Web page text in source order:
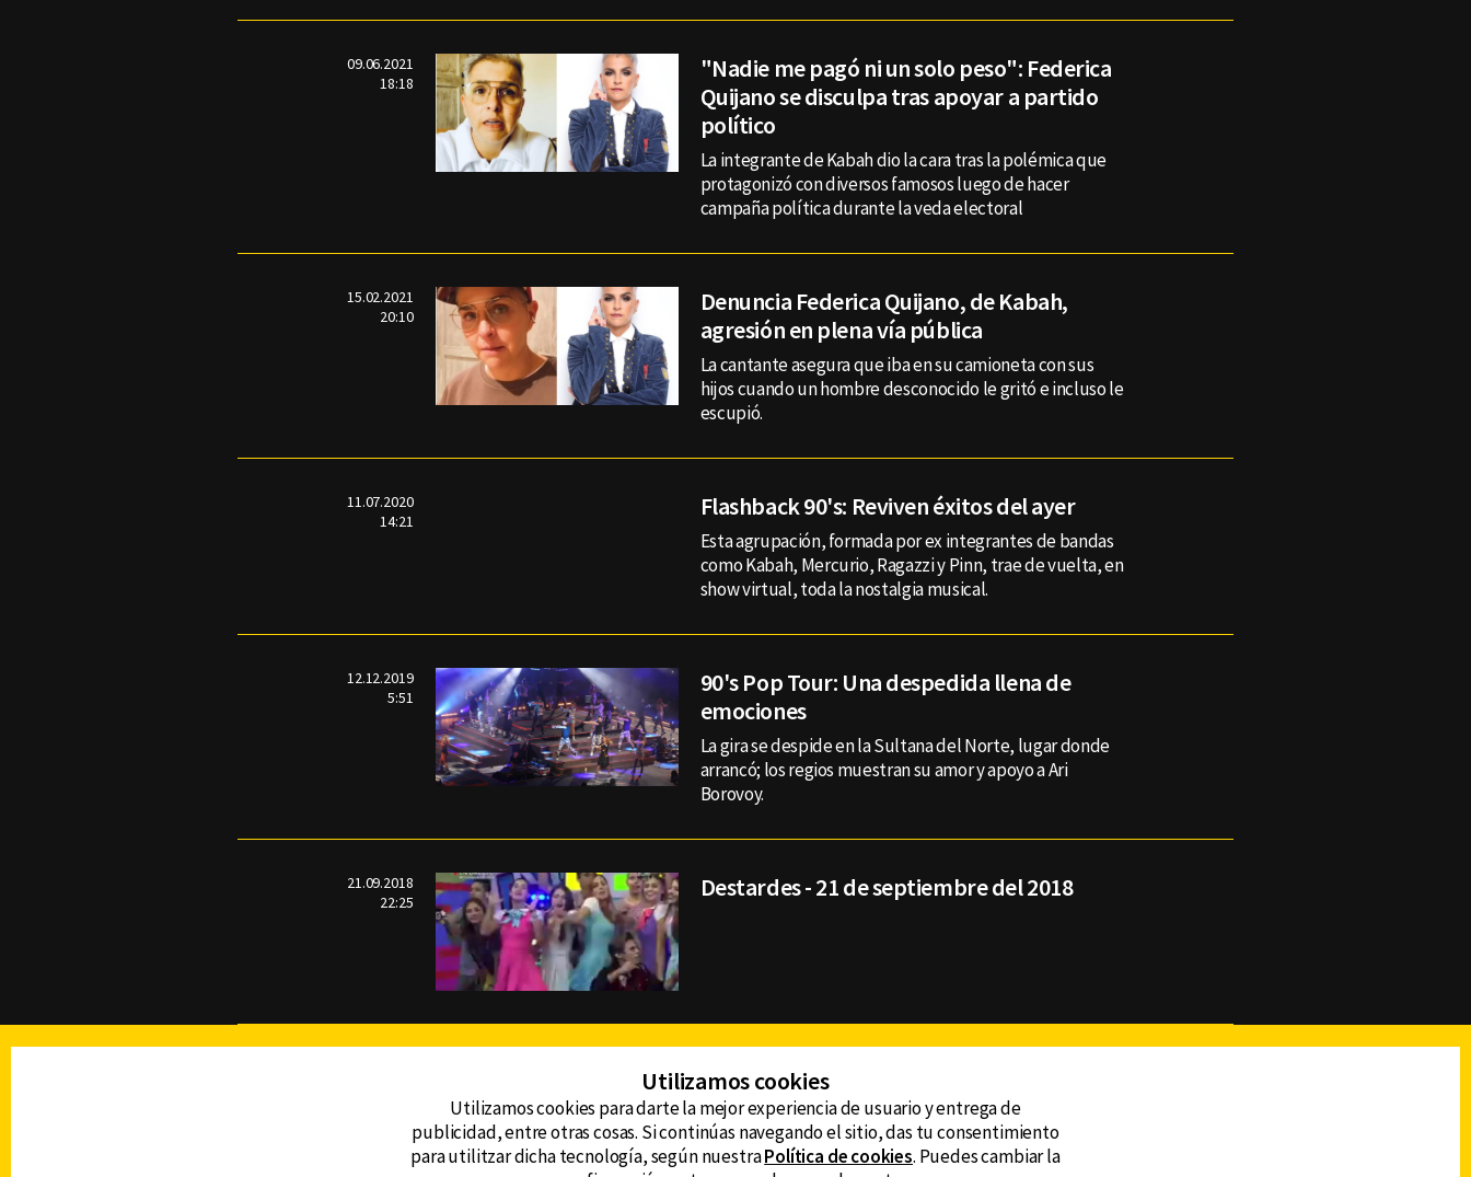
09.06.2021
18:18
"Nadie me pagó ni un solo peso": Federica
Quijano se disculpa tras apoyar a partido
político
La integrante de Kabah dio la cara tras la polémica que
protagonizó con diversos famosos luego de hacer
campaña política durante la veda electoral
15.02.2021
20:10
Denuncia Federica Quijano, de Kabah,
agresión en plena vía pública
La cantante asegura que iba en su camioneta con sus
hijos cuando un hombre desconocido le gritó e incluso le
escupió.
11.07.2020
14:21
Flashback 90's: Reviven éxitos del ayer
Esta agrupación, formada por ex integrantes de bandas
como Kabah, Mercurio, Ragazzi y Pinn, trae de vuelta, en
show virtual, toda la nostalgia musical.
12.12.2019
5:51
90's Pop Tour: Una despedida llena de
emociones
La gira se despide en la Sultana del Norte, lugar donde
arrancó; los regios muestran su amor y apoyo a Ari
Borovoy.
21.09.2018
22:25
Destardes - 21 de septiembre del 2018
DERECHOS RESERVADOS © CANAL 6 2026
Prohibida la reproducción total o parcial, incluyendo
CONTACTO
AVISO DE PRIVACIDAD
Utilizamos cookies
Utilizamos cookies para darte la mejor experiencia de usuario y entrega de
publicidad, entre otras cosas. Si continúas navegando el sitio, das tu consentimiento
para utilitzar dicha tecnología, según nuestraPolítica de cookies. Puedes cambiar la